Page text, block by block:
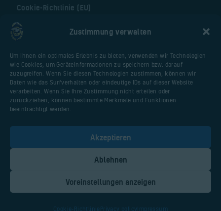
Zustimmung verwalten
Um Ihnen ein optimales Erlebnis zu bieten, verwenden wir Technologien
wie Cookies, um Geräteinformationen zu speichern bzw. darauf
zuzugreifen. Wenn Sie diesen Technologien zustimmen, können wir
Daten wie das Surfverhalten oder eindeutige IDs auf dieser Website
verarbeiten. Wenn Sie Ihre Zustimmung nicht erteilen oder
zurückziehen, können bestimmte Merkmale und Funktionen
beeinträchtigt werden.
Akzeptieren
Ablehnen
Voreinstellungen anzeigen
Cookie-Richtlinie Privacy policyImpressum
Cookie-Richtlinie (EU)
Nützliche Seiten
Webseite Flugplatz
Vereinsfliegerportal
Huberschrauberschulung.de
Malter AIR Service
AOPA Deutschland
PPL-Theorieschule Uwe Dittmar / Anjte
AERO-CLUB Herzogenaurach e. V. ©
2026. All Rights Reserved.
Designed & Hosted by Balder